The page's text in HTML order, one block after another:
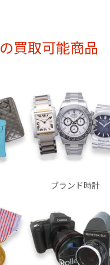
買取可能商品
ブランド時計